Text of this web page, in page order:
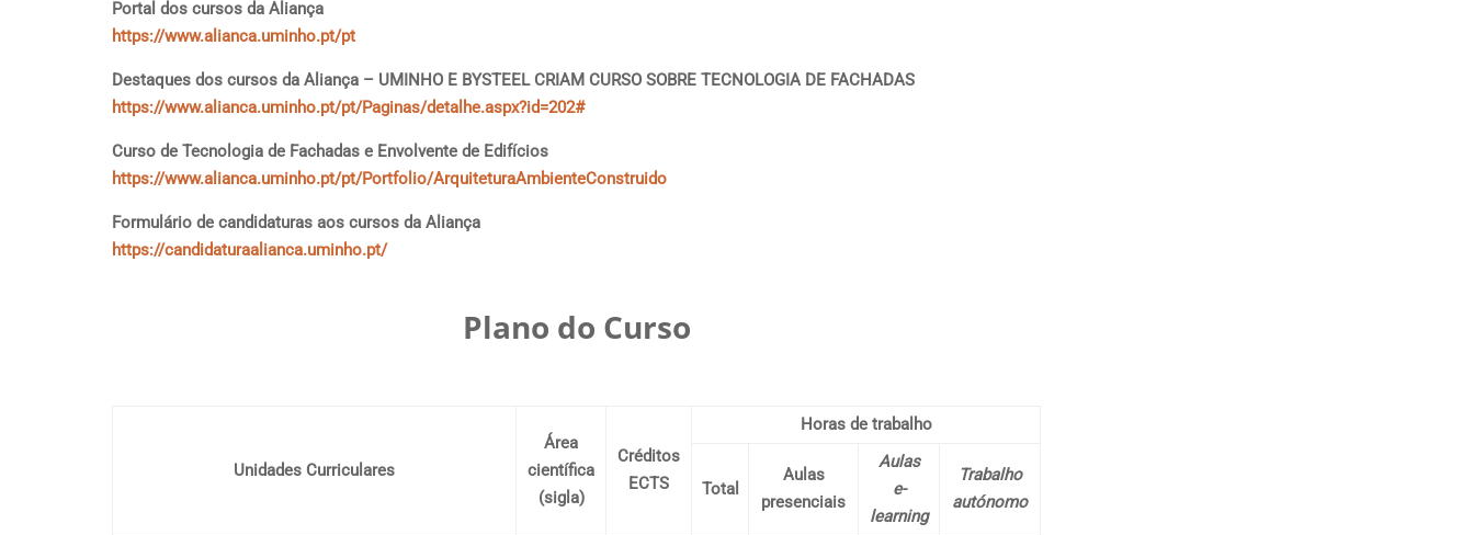
Portal dos cursos da Aliança
https://www.alianca.uminho.pt/pt
Destaques dos cursos da Aliança – UMINHO E BYSTEEL CRIAM CURSO SOBRE TECNOLOGIA DE FACHADAS
https://www.alianca.uminho.pt/pt/Paginas/detalhe.aspx?id=202#
Curso de Tecnologia de Fachadas e Envolvente de Edifícios
https://www.alianca.uminho.pt/pt/Portfolio/ArquiteturaAmbienteConstruido
Formulário de candidaturas aos cursos da Aliança
https://candidaturaalianca.uminho.pt/
Plano do Curso
Unidades Curriculares
Área
científica
(sigla)
Créditos
ECTS
Horas de trabalho
Total
Aulas
presenciais
Aulas
e-
learning
Trabalho
autónomo